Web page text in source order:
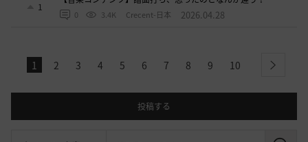
1
0 3.4K Crecent-日本 2026.04.28
1 2 3 4 5 6 7 8 9 10 next
投稿する